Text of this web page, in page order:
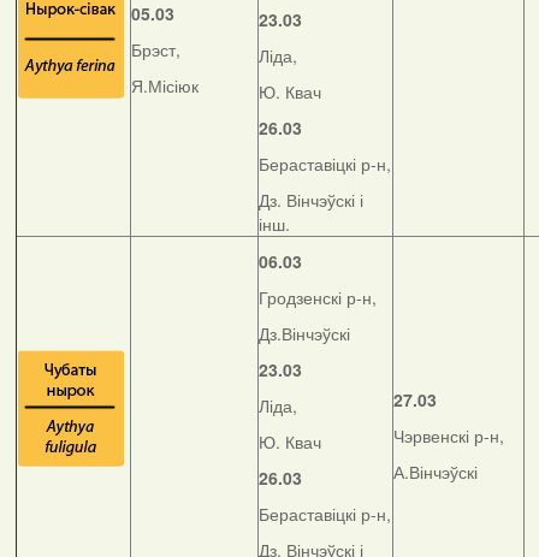
05.03
Брэст,
Я.Місіюк
23.03
Ліда,
Ю. Квач
26.03
Бераставіцкі р-н,
Дз. Вінчэўскі і
інш.
06.03
Гродзенскі р-н,
Дз.Вінчэўскі
23.03
Ліда,
Ю. Квач
26.03
Бераставіцкі р-н,
Дз. Вінчэўскі і
27.03
Чэрвенскі р-н,
А.Вінчэўскі